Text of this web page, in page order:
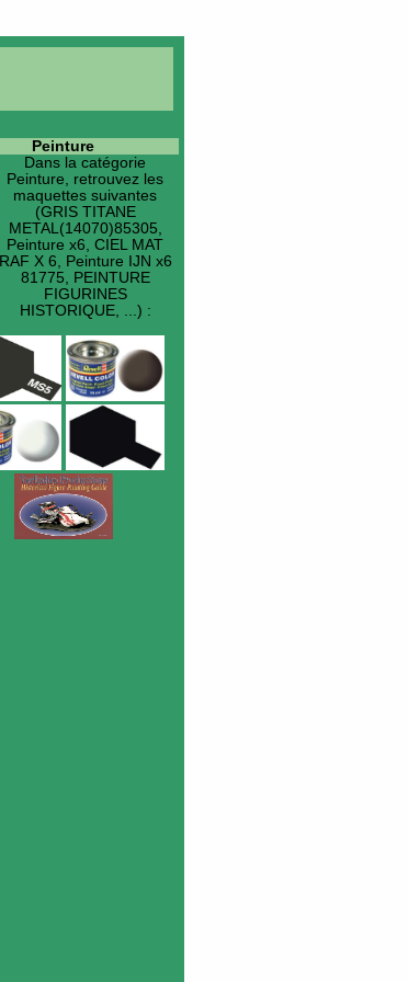
Peinture
Dans la catégorie
Peinture, retrouvez les
maquettes suivantes
(GRIS TITANE
METAL(14070)85305,
Peinture x6, CIEL MAT
RAF X 6, Peinture IJN x6
81775, PEINTURE
FIGURINES
HISTORIQUE, ...) :